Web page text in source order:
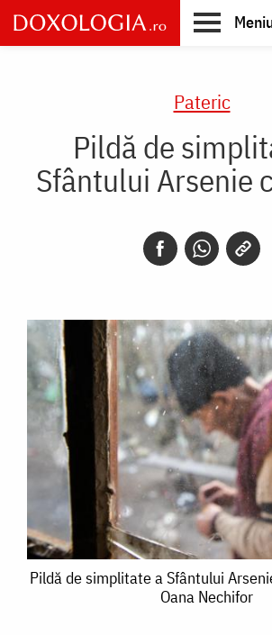
Skip
to
main
Pateric
Pildă de
Sfântului Arsenie
Pildă
Pildă de simplitate a Sfântului
Oana Nechifor